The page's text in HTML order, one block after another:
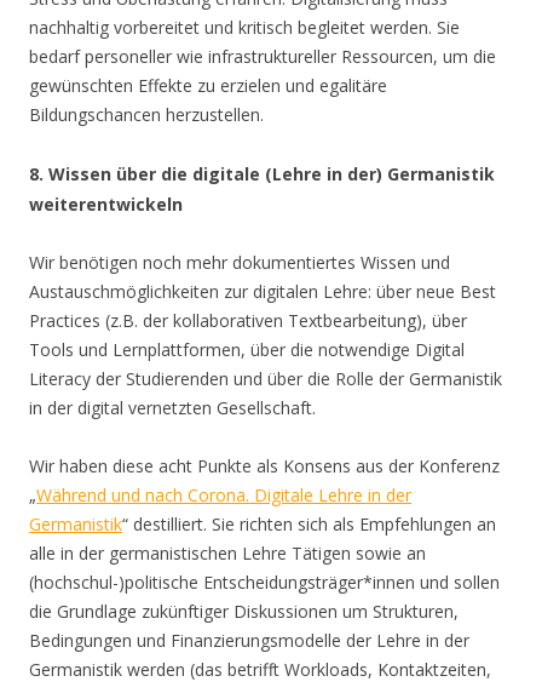
nachhaltig vorbereitet und kritisch begleitet werden. Sie
bedarf personeller wie infrastruktureller Ressourcen, um die
gewünschten Effekte zu erzielen und egalitäre
Bildungschancen herzustellen.
8. Wissen über die digitale (Lehre in der) Germanistik
weiterentwickeln
Wir benötigen noch mehr dokumentiertes Wissen und
Austauschmöglichkeiten zur digitalen Lehre: über neue Best
Practices (z.B. der kollaborativen Textbearbeitung), über
Tools und Lernplattformen, über die notwendige Digital
Literacy der Studierenden und über die Rolle der Germanistik
in der digital vernetzten Gesellschaft.
Wir haben diese acht Punkte als Konsens aus der Konferenz
„Während und nach Corona. Digitale Lehre in der
Germanistik“ destilliert. Sie richten sich als Empfehlungen an
alle in der germanistischen Lehre Tätigen sowie an
(hochschul-)politische Entscheidungsträger*innen und sollen
die Grundlage zukünftiger Diskussionen um Strukturen,
Bedingungen und Finanzierungsmodelle der Lehre in der
Germanistik werden (das betrifft Workloads, Kontaktzeiten,